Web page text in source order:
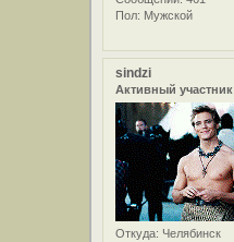
Пол: Мужской
sindzi
Активный участник
Откуда: Челябинск